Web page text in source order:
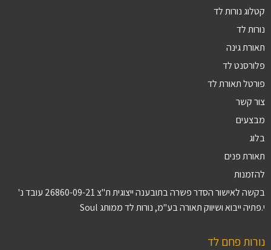
קטלוג נורות לד
נורות לד
תאורת גינה
פלורסנט לד
פורטל תאורת לד
צור קשר
מבצעים
בלוג
תאורת פנים
להזמנות
בקשה לאישור הסדר פשרה בתובענה ייצוגית ת"צ 26860-09-21 עובד נ'
י.פתיה ייבוא ושיווק תאורה בע"מ, נורות לד ממותג Soul
נורות פחם לד